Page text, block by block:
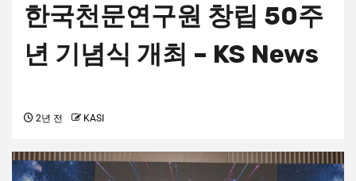
한국천문연구원 창립 50주
년 기념식 개최 – KS News
2년 전 KASI